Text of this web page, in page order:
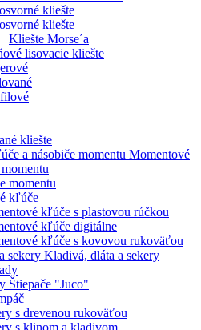
kliešte
kliešte
Kliešte Morse´a
lisovacie kliešte
kliešte
Momentové
momentu
kľúče
kľúče s plastovou rúčkou
kľúče digitálne
kľúče s kovovou rukoväťou
Kladivá, dláta a sekery
Štiepače "Juco"
s drevenou rukoväťou
s klinom a kladivom